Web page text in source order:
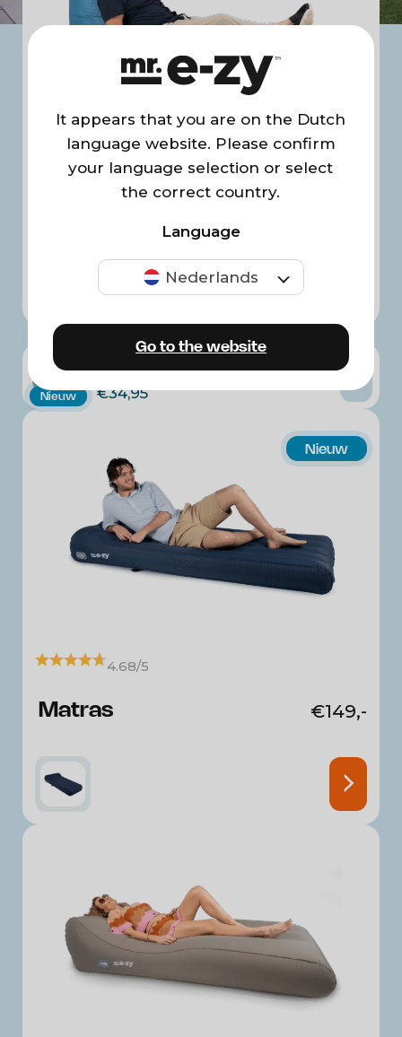
van de Mr.E-ZY.
Bestseller4.68/5
Nieuw
Premium Lounger Cover
€34,95
Nieuw
4.68/5
Matras €149,-
It appears that you are on the Dutch
language website. Please confirm
your language selection or select
the correct country.
Language
Nederlands
Go to the website